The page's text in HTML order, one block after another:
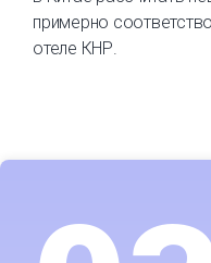
примерно
отеле КНР.